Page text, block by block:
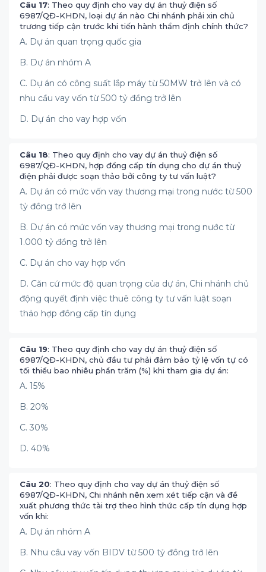
Câu 17: Theo quy định cho vay dự án thuỷ điện số
6987/QĐ-KHDN, loại dự án nào Chi nhánh phải xin chủ
trương tiếp cận trước khi tiến hành thẩm định chính thức?
A. Dự án quan trọng quốc gia
B. Dự án nhóm A
C. Dự án có công suất lắp máy từ 50MW trở lên và có
nhu cầu vay vốn từ 500 tỷ đồng trở lên
D. Dự án cho vay hợp vốn
Câu 18: Theo quy định cho vay dự án thuỷ điện số
6987/QĐ-KHDN, hợp đồng cấp tín dụng cho dự án thuỷ
điện phải được soạn thảo bởi công ty tư vấn luật?
A. Dự án có mức vốn vay thương mại trong nước từ 500
tỷ đồng trở lên
B. Dự án có mức vốn vay thương mại trong nước từ
1.000 tỷ đồng trở lên
C. Dự án cho vay hợp vốn
D. Căn cứ mức độ quan trọng của dự án, Chi nhánh chủ
động quyết định việc thuê công ty tư vấn luật soạn
thảo hợp đồng cấp tín dụng
Câu 19: Theo quy định cho vay dự án thuỷ điện số
6987/QĐ-KHDN, chủ đầu tư phải đảm bảo tỷ lệ vốn tự có
tối thiểu bao nhiêu phần trăm (%) khi tham gia dự án:
A. 15%
B. 20%
C. 30%
D. 40%
Câu 20: Theo quy định cho vay dự án thuỷ điện số
6987/QĐ-KHDN, Chi nhánh nên xem xét tiếp cận và đề
xuất phương thức tài trợ theo hình thức cấp tín dụng hợp
vốn khi:
A. Dự án nhóm A
B. Nhu cầu vay vốn BIDV từ 500 tỷ đồng trở lên